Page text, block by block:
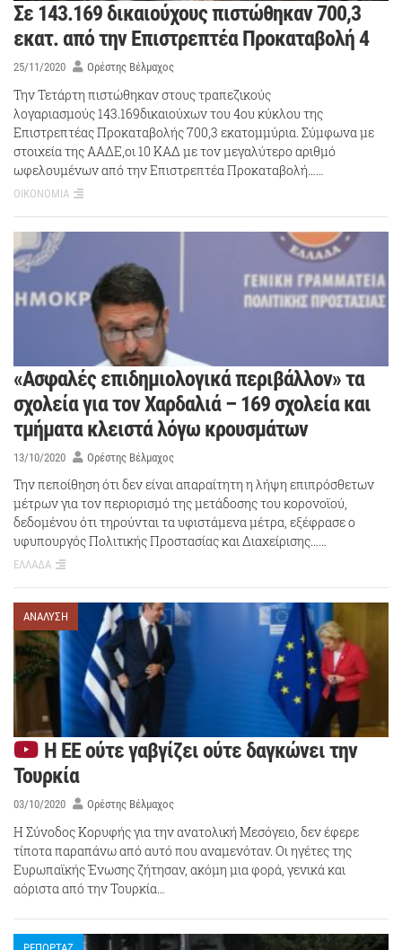
Σε 143.169 δικαιούχους πιστώθηκαν 700,3
εκατ. από την Επιστρεπτέα Προκαταβολή 4
25/11/2020 Ορέστης Βέλμαχος
Την Τετάρτη πιστώθηκαν στους τραπεζικούς
λογαριασμούς 143.169δικαιούχων του 4ου κύκλου της
Επιστρεπτέας Προκαταβολής 700,3 εκατομμύρια. Σύμφωνα με
στοιχεία της ΑΑΔΕ,οι 10 ΚΑΔ με τον μεγαλύτερο αριθμό
ωφελουμένων από την Επιστρεπτέα Προκαταβολή……
ΟΙΚΟΝΟΜΙΑ
«Ασφαλές επιδημιολογικά περιβάλλον» τα
σχολεία για τον Χαρδαλιά – 169 σχολεία και
τμήματα κλειστά λόγω κρουσμάτων
13/10/2020 Ορέστης Βέλμαχος
Την πεποίθηση ότι δεν είναι απαραίτητη η λήψη επιπρόσθετων
μέτρων για τον περιορισμό της μετάδοσης του κορονοϊού,
δεδομένου ότι τηρούνται τα υφιστάμενα μέτρα, εξέφρασε ο
υφυπουργός Πολιτικής Προστασίας και Διαχείρισης……
ΕΛΛΑΔΑ
ΑΝΑΛΥΣΗ
Η ΕΕ ούτε γαβγίζει ούτε δαγκώνει την
Τουρκία
03/10/2020 Ορέστης Βέλμαχος
Η Σύνοδος Κορυφής για την ανατολική Μεσόγειο, δεν έφερε
τίποτα παραπάνω από αυτό που αναμενόταν. Οι ηγέτες της
Ευρωπαϊκής Ένωσης ζήτησαν, ακόμη μια φορά, γενικά και
αόριστα από την Τουρκία…
ΡΕΠΟΡΤΑΖ